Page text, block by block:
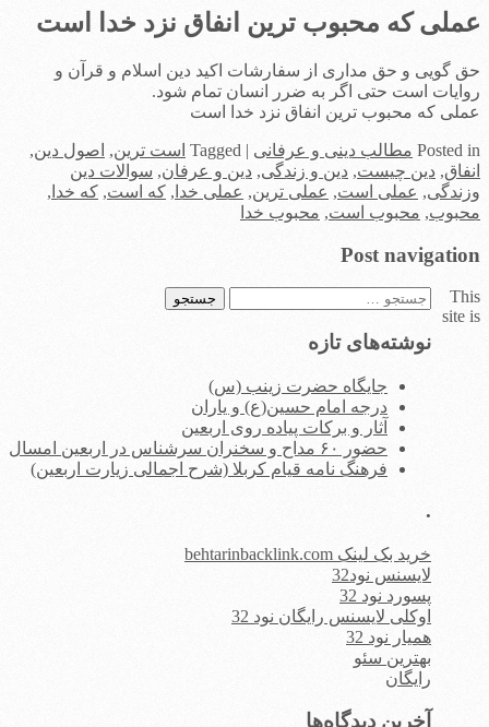
عملی که محبوب ترین انفاق نزد خدا است
حق گویی و حق مداری از سفارشات اکید دین اسلام و قرآن و
روایات است حتی اگر به ضرر انسان تمام شود.
عملی که محبوب ترین انفاق نزد خدا است
Posted in مطالب دینی و عرفانی |
Tagged است ترین, اصول دین,
انفاق, دین چیست, دین و زندگی, دین و عرفان, سوالات دین
وزندگی, عملی است, عملی ترین, عملی خدا , که است, که خدا ,
محبوب, محبوب است, محبوب خدا
Post navigation
جستجو
نوشته‌های تازه
جایگاه حضرت زینب (س)
درجه امام حسین(ع) و یاران
آثار و برکات پیاده روی اربعین
حضور ۶۰ مداح و سخنران سرشناس در اربعین امسال
فرهنگ نامه قیام کربلا (شرح اجمالی زیارت اربعین)
.
خرید بک لینک behtarinbacklink.com
لایسنس نود32
پسورد نود 32
اوکلی لایسنس رایگان نود 32
همیار نود 32
بهترین سئو
رایگان
آخرین دیدگاه‌ها
This
site is